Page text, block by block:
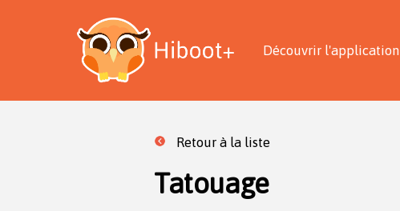
Découvrir l'application
Retour à la liste
Tatouage